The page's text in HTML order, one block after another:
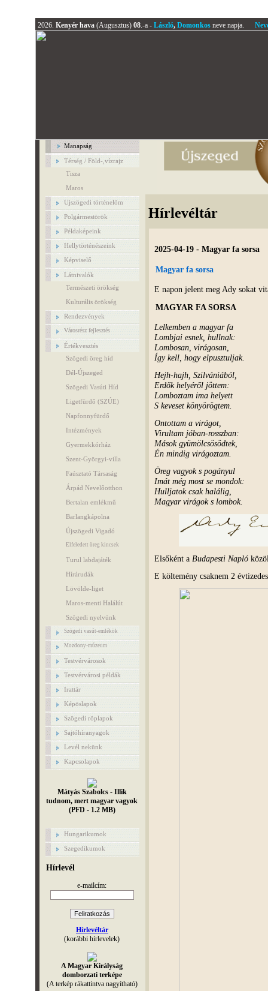
2026. Kenyér hava(Augusztus)08.-a -László,Domonkos neve napja.
Manapság
Térség / Föld-,vízrajz
Tisza
Maros
Ujszögedi történelöm
Polgármestörök
Példaképeink
Hellytörténészeink
Képviselő
Látnivalók
Természeti örökség
Kulturális örökség
Rendezvények
Városrész fejlesztés
Értékvesztés
Szögedi öreg híd
Dél-Újszeged
Szögedi Vasúti Híd
Ligetfürdő (SZÚE)
Napfonnyfürdő
Intézmények
Gyermekkórház
Szent-Györgyi-villa
Faúsztató Társaság
Árpád Nevelőotthon
Bertalan emlékmű
Barlangkápolna
Újszögedi Vigadó
Elfeledett öreg kincsek
Turul labdajáték
Hírárudák
Lövölde-liget
Maros-menti Halálút
Szögedi nyelvünk
Szögedi vasút-emlékök
Mozdony-múzeum
Testvérvárosok
Testvérvárosi példák
Irattár
Képöslapok
Szögedi röplapok
Sajtóhíranyagok
Levél nekünk
Kapcsolapok
Mátyás Szabolcs - Illik
tudnom, mert magyar vagyok
(PFD - 1.2 MB)
Hungarikumok
Szegedikumok
Hírlevél
e-mailcím:
Hírlevéltár
(korábbi hírlevelek)
A Magyar Királyság
domborzati terképe
(A terkép rákattintva nagyítható)
Hírlevéltár
2025-04-19 - Magyar fa sorsa
Magyar fa sorsa
E napon jelent meg Ady sokat
MAGYAR FA SORSA
Lelkemben a magyar fa
Lombjai esnek, hullnak:
Lombosan, virágosan,
Így kell, hogy elpusztuljak.
Hejh-hajh, Szilvániából,
Erdők helyéről jöttem:
Lomboztam ima helyett
S keveset könyörögtem.
Ontottam a virágot,
Virultam jóban-rosszban:
Mások gyümölcsösödtek,
Én mindig virágoztam.
Öreg vagyok s pogányul
Imát még most se mondok:
Hulljatok csak halálig,
Magyar virágok s lombok.
Elsőként a Budapesti Napló
E költemény csaknem 2